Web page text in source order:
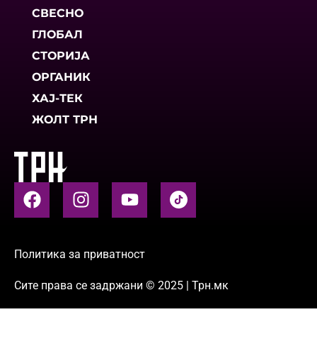
СВЕСНО
ГЛОБАЛ
СТОРИЈА
ОРГАНИК
ХАЈ-ТЕК
ЖОЛТ ТРН
Политика за приватност
Сите права се задржани © 2025 | Трн.мк